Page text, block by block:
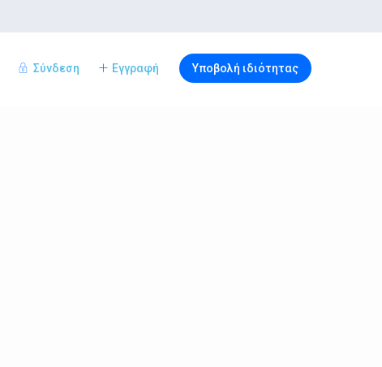
Σύνδεση Εγγραφή Υποβολή ιδιότητας